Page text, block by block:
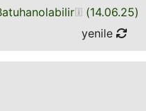
(14.06.25)
yenile